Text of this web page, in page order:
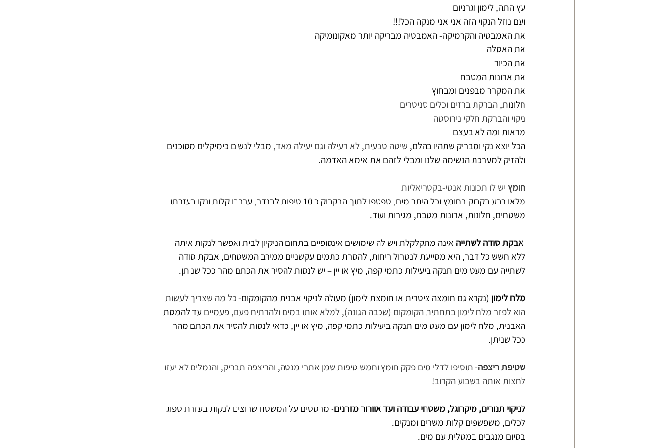
עץ התה, לימון וגרניום
ועם נוזל הנקוי הזה אני אני מנקה הכל!!!
את האמבטיה והקרמיקה- האמבטיה מבריקה יותר מאקונומיקה
את האסלה
את הכיור
את ארונות המטבח
את המקרר מבפנים ומבחוץ
חלונות, הברקת ברזים וכלים סניטרים
ניקוי והברקת חלקי נירוסטה
מראות ומה לא בעצם
הכל יוצא נקי ומבריק שתהיו בהלם, שיטה טבעית, לא רעילה וגם יעילה מאד, מבלי לנשום כימיקלים מסוכנים
ולהזיק למערכת הנשימה שלנו ומבלי לזהם את אימא האדמה.
חומץ יש לו תכונות אנטי-בקטריאליות
מלאו רבע בקבוק בחומץ וכל היתר מים, טפטפו לתוך הבקבוק כ 10 טיפות לבנדר, ערבבו קלות ונקו בעזרתו
משטחים, חלונות, ארונות מטבח, מגירות ועוד.
אבקת סודה לשתייה אינה מתקלקלת ויש לה שימושים אינסופיים בתחום הניקיון לבית ואפשר לנקות איתה
ללא חשש כל דבר, היא מסייעת לנטרול ריחות, להסרת כתמים עקשניים ממירב המשטחים, אבקת סודה
לשתייה עם מעט מים תנקה ביעילות כתמי קפה, מיץ או יין – יש לנסות להסיר את הכתם מהר ככל שניתן.
מלח לימון (נקרא גם חומצה ציטרית או חומצת לימון) מעולה לניקוי אבנית מהקומקום- כל מה שצריך לעשות
הוא לפזר מלח לימון בתחתית הקומקום (שכבה הגונה), למלא אותו במים ולהרתיח פעם, פעמיים עד להמסת
האבנית, מלח לימון עם מעט מים תנקה ביעילות כתמי קפה, מיץ או יין, כדאי לנסות להסיר את הכתם מהר
ככל שניתן.
שטיפת ריצפה- תוסיפו לדלי מים פקק חומץ וחמש טיפות שמן אתרי מנטה, והריצפה תבריק, והנמלים לא יעזו
לחצות אותה בשבוע הקרוב!
לניקוי תנורים, מיקרוגל, משטחי עבודה ועד אוורור מזרנים- מרססים על המשטח שרוצים לנקות בעזרת ספוג
לכלים, משפשפים קלות משרים ומנקים.
בסיום מנגבים במטלית עם מים.